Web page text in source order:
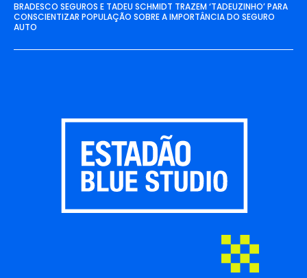
BRADESCO SEGUROS E TADEU SCHMIDT TRAZEM ‘TADEUZINHO’ PARA
CONSCIENTIZAR POPULAÇÃO SOBRE A IMPORTÂNCIA DO SEGURO
AUTO